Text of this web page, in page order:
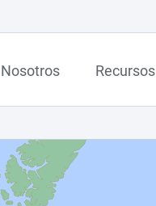
Nosotros Recursos